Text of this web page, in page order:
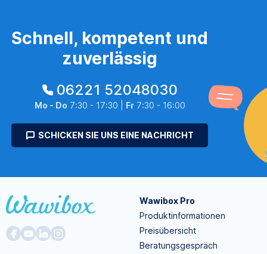
Schnell, kompetent und
zuverlässig
06221 52048030
Mo - Do 7:30 - 17:30 | Fr7:30 - 16:00
SCHICKEN SIE UNS EINE NACHRICHT
Wawibox Pro
Produktinformationen
Preisübersicht
Beratungsgespräch